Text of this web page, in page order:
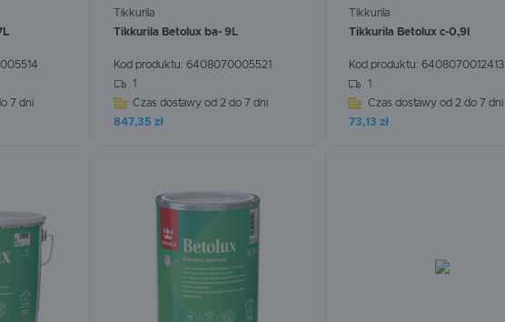
7 dni
Tikkurila
Tikkurila Betolux ba- 9L
Kod produktu:6408070005521
1
Czas dostawy od 2 do 7 dni
847,35 zł
Tikkurila
Tikkurila Betolux c-0,9l
Kod produktu: 6408070012413
1
Czas dostawy od 2 do 7 dni
73,13 zł